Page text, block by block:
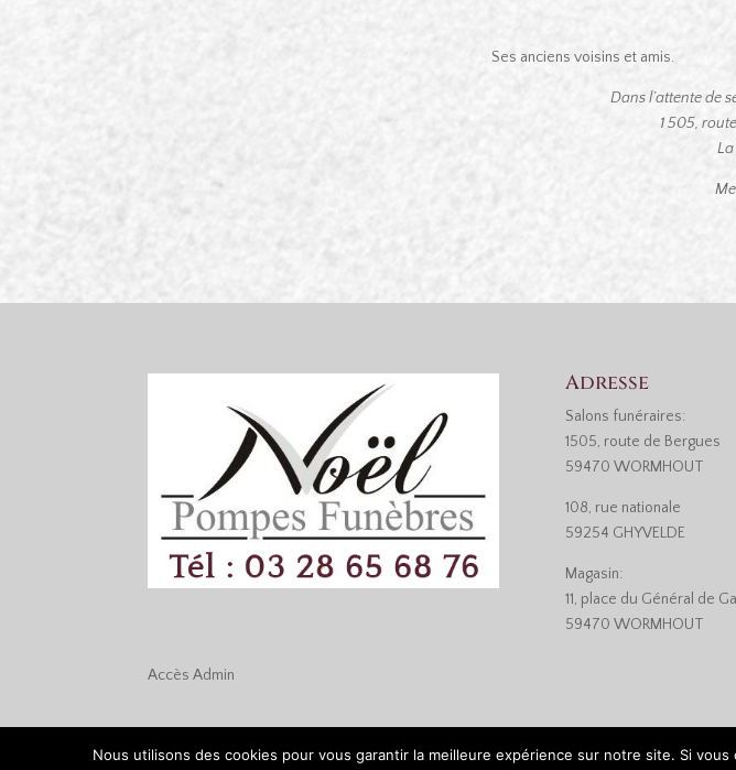
Ses anciens voisins et amis.
Dans l’attente de
1 505,
La
AccèsAdmin
Adresse
Salons funéraires:
1505, route de Bergues
59470 WORMHOUT
108, rue nationale
59254 GHYVELDE
Magasin:
11, place du Général de
59470 WORMHOUT
Nous utilisons des cookies pour vous garantir la meilleure expérience sur notre site. Si